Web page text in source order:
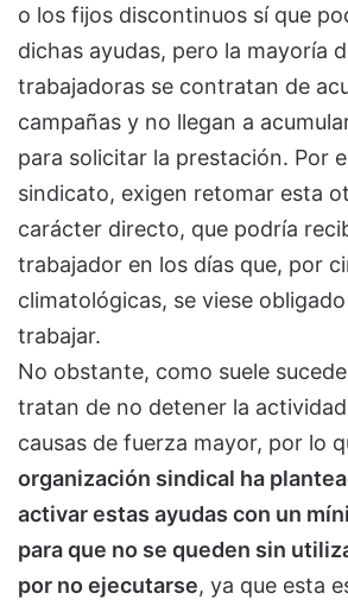
o los fijos discontinuos sí que
dichas ayudas, pero la mayoría
trabajadoras se contratan de
campañas y no llegan a
para solicitar la prestación. Por
sindicato, exigen retomar esta
carácter directo, que podría
trabajador en los días que, por
climatológicas, se viese
trabajar.
No obstante, como suele
tratan de no detener la
causas de fuerza mayor, por lo
organización sindical ha
activar estas ayudas con un
para que no se queden sin
por no ejecutarse, ya que esta